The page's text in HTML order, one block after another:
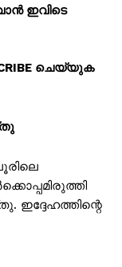
ഇവിടെ
ചെയ്യുക
ഇദ്ദേഹത്തിന്റെ